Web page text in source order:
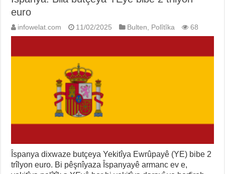
euro
infowelat.com 11/02/2025 Bulten, Polîtîka 68
Îspanya dixwaze butçeya Yekitîya Ewrûpayê (YE) bibe 2
trîlyon euro. Bi pêşnîyaza Îspanyayê armanc ev e,